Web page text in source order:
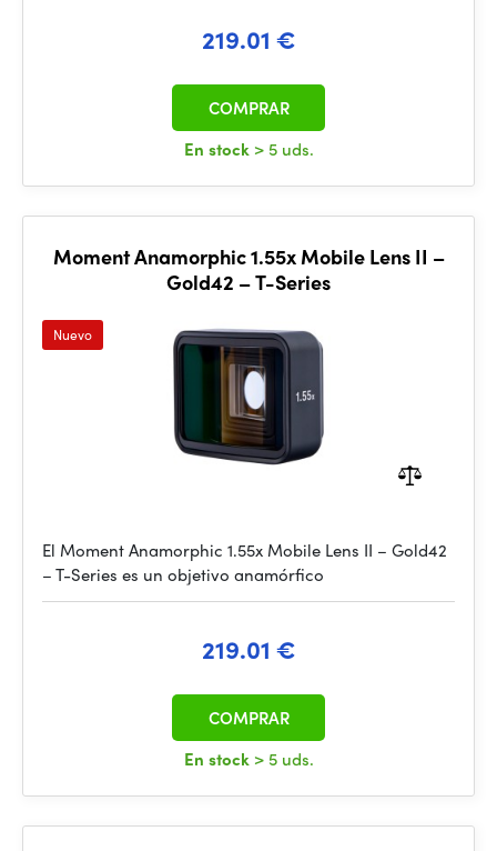
219.01 €
En stock > 5 uds.
COMPRAR
Moment Anamorphic 1.55x Mobile Lens II –
Gold42 – T-Series
Nuevo
El Moment Anamorphic 1.55x Mobile Lens II – Gold42
– T-Series es un objetivo anamórfico
219.01 €
En stock > 5 uds.
COMPRAR